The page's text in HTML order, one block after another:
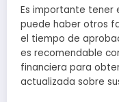
Es importante tener
puede haber otros
el tiempo de
es recomendable
financiera para
actualizada sobre